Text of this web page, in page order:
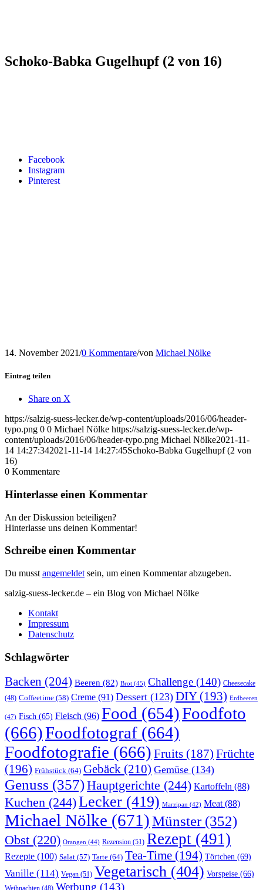
Facebook
Instagram
Pinterest
Schoko-Babka Gugelhupf (2 von 16)
14. November 2021/0 Kommentare/von Michael Nölke
Eintrag teilen
Share on X
https://salzig-suess-lecker.de/wp-content/uploads/2016/06/header-
typo.png 0 0 Michael Nölke https://salzig-suess-lecker.de/wp-
content/uploads/2016/06/header-typo.png Michael Nölke2021-11-
14 14:27:342021-11-14 14:27:45Schoko-Babka Gugelhupf (2 von
16)
0 Kommentare
Hinterlasse einen Kommentar
An der Diskussion beteiligen?
Hinterlasse uns deinen Kommentar!
Schreibe einen Kommentar
Du musst angemeldet sein, um einen Kommentar abzugeben.
salzig-suess-lecker.de – ein Blog von Michael Nölke
Kontakt
Impressum
Datenschutz
Schlagwörter
Backen (204) Beeren (82) Brot (45) Challenge (140) Cheesecake
(48) Coffeetime (58) Creme (91) Dessert (123) DIY(193) Erdbeeren
(47) Fisch (65) Fleisch (96) Food (654)Foodfoto
(666)Foodfotograf (664)
Foodfotografie (666) Fruits (187) Früchte
(196) Frühstück (64) Gebäck (210) Gemüse (134)
Genuss (357)Hauptgerichte (244) Kartoffeln (88)
Kuchen (244)Lecker (419) Marzipan (42) Meat(88)
Michael Nölke (671)Münster(352)
Obst (220) Orangen (44) Rezension (51) Rezept (491)
Rezepte (100) Salat (57) Tarte (64) Tea-Time (194) Törtchen (69)
Vanille (114) Vegan (51) Vegetarisch (404) Vorspeise (66)
Werbung (143)